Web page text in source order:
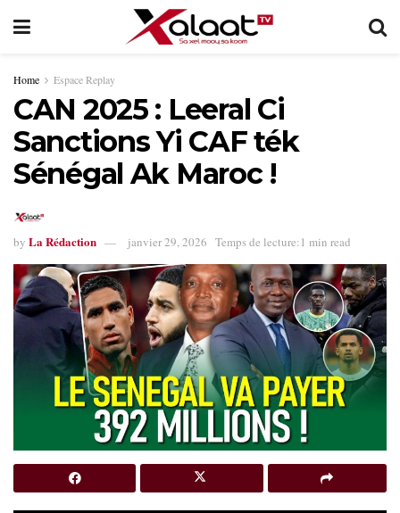
Home Espace Replay
CAN 2025 : Leeral Ci
Sanctions Yi CAF ték
Sénégal Ak Maroc !
by La Rédaction janvier 29, 2026 Temps de lecture:1 min read